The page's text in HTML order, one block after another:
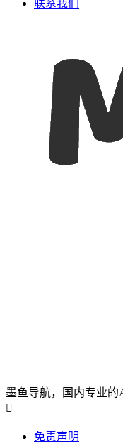
联系我们
墨鱼导航，国内专业的

免责声明